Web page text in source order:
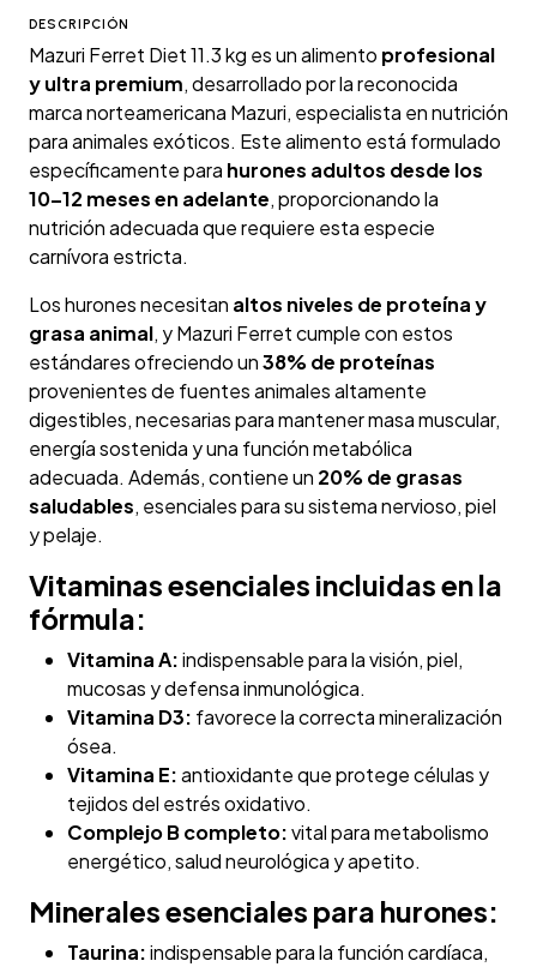
DESCRIPCIÓN
Mazuri Ferret Diet 11.3 kg es un alimento profesional
y ultra premium, desarrollado por la reconocida
marca norteamericana Mazuri, especialista en nutrición
para animales exóticos. Este alimento está formulado
específicamente para hurones adultos desde los
10–12 meses en adelante, proporcionando la
nutrición adecuada que requiere esta especie
carnívora estricta.
Los hurones necesitan altos niveles de proteína y
grasa animal, y Mazuri Ferret cumple con estos
estándares ofreciendo un38% de proteínas
provenientes de fuentes animales altamente
digestibles, necesarias para mantener masa muscular,
energía sostenida y una función metabólica
adecuada. Además, contiene un 20% de grasas
saludables, esenciales para su sistema nervioso, piel
y pelaje.
Vitaminas esenciales incluidas en la
fórmula:
Vitamina A:indispensable para la visión, piel,
mucosas y defensa inmunológica.
Vitamina D3: favorece la correcta mineralización
ósea.
Vitamina E:antioxidante que protege células y
tejidos del estrés oxidativo.
Complejo B completo:vital para metabolismo
energético, salud neurológica y apetito.
Minerales esenciales para hurones:
Taurina:indispensable para la función cardíaca,